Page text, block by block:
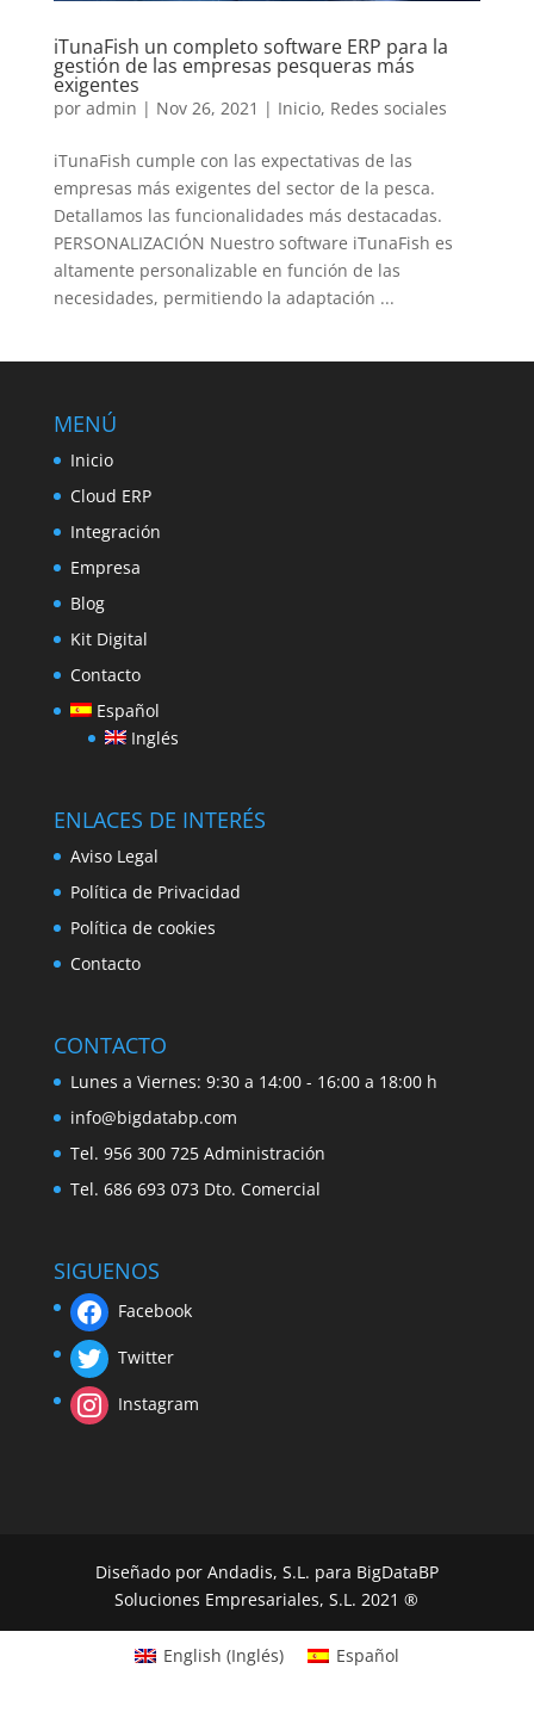
iTunaFish un completo software ERP para la
gestión de las empresas pesqueras más
exigentes
por admin | Nov 26, 2021 | Inicio, Redes sociales
iTunaFish cumple con las expectativas de las
empresas más exigentes del sector de la pesca.
Detallamos las funcionalidades más destacadas.
PERSONALIZACIÓN Nuestro software iTunaFish es
altamente personalizable en función de las
necesidades, permitiendo la adaptación ...
MENÚ
Inicio
Cloud ERP
Integración
Empresa
Blog
Kit Digital
Contacto
Español
Inglés
ENLACES DE INTERÉS
Aviso Legal
Política de Privacidad
Política de cookies
Contacto
CONTACTO
Lunes a Viernes: 9:30 a 14:00 - 16:00 a 18:00 h
info@bigdatabp.com
Tel. 956 300 725 Administración
Tel. 686 693 073 Dto. Comercial
SIGUENOS
Facebook
Twitter
Instagram
Diseñado por Andadis, S.L. para BigDataBP
Soluciones Empresariales, S.L. 2021 ®
English (Inglés) Español